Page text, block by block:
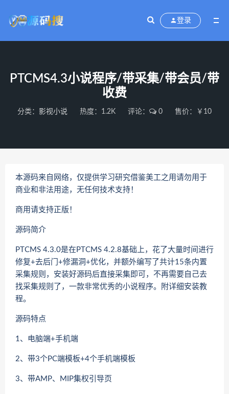
登录
PTCMS4.3小说程序/带采集/带会员/带
收费
分类： 影视小说 热度：1.2K 评论： 0 售价：￥10
本源码来自网络，仅提供学习研究借鉴美工之用请勿用于
商业和非法用途，无任何技术支持！
商用请支持正版！
源码简介
PTCMS 4.3.0是在PTCMS 4.2.8基础上，花了大量时间进行
修复+去后门+修漏洞+优化，并额外编写了共计15条内置
采集规则，安装好源码后直接采集即可，不再需要自己去
找采集规则了，一款非常优秀的小说程序。附详细安装教
程。
源码特点
1、电脑端+手机端
2、带3个PC端模板+4个手机端模板
3、带AMP、MIP集权引导页